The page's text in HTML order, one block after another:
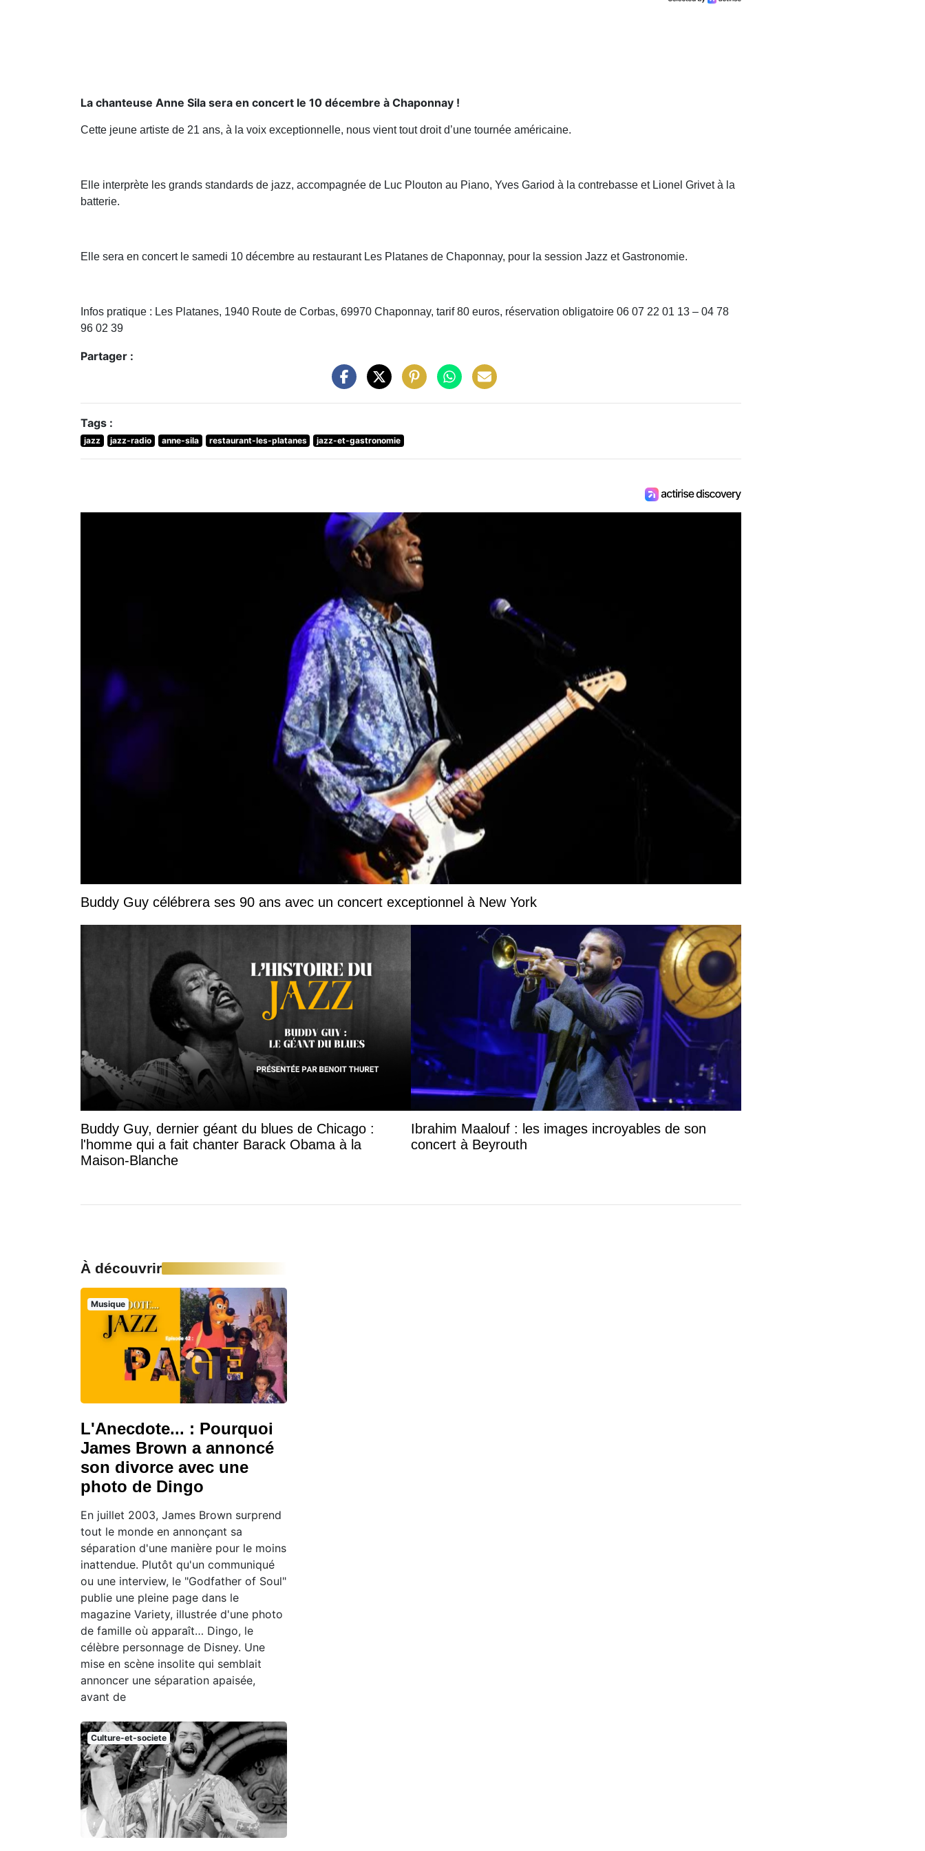
La chanteuse Anne Sila sera en concert le 10 décembre à Chaponnay !
Cette jeune artiste de 21 ans, à la voix exceptionnelle, nous vient tout droit d’une tournée américaine.
Elle interprète les grands standards de jazz, accompagnée de Luc Plouton au Piano, Yves Gariod à la contrebasse et Lionel Grivet à la
batterie.
Elle sera en concert le samedi 10 décembre au restaurant Les Platanes de Chaponnay, pour la session Jazz et Gastronomie.
Infos pratique : Les Platanes, 1940 Route de Corbas, 69970 Chaponnay, tarif 80 euros, réservation obligatoire 06 07 22 01 13 – 04 78
96 02 39
Partager :
Tags :
jazz jazz-radio anne-sila restaurant-les-platanes jazz-et-gastronomie
Buddy Guy célébrera ses 90 ans avec un concert exceptionnel à New York
Buddy Guy, dernier géant du blues de Chicago :
l'homme qui a fait chanter Barack Obama à la
Maison-Blanche
Ibrahim Maalouf : les images incroyables de son
concert à Beyrouth
À découvrir
Musique
L'Anecdote... : Pourquoi
James Brown a annoncé
son divorce avec une
photo de Dingo
En juillet 2003, James Brown surprend
tout le monde en annonçant sa
séparation d'une manière pour le moins
inattendue. Plutôt qu'un communiqué
ou une interview, le "Godfather of Soul"
publie une pleine page dans le
magazine Variety, illustrée d'une photo
de famille où apparaît… Dingo, le
célèbre personnage de Disney. Une
mise en scène insolite qui semblait
annoncer une séparation apaisée,
avant de
Culture-et-societe